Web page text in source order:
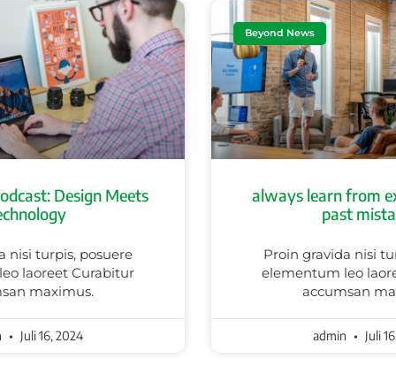
Design Meets
nisi turpis, posuere
laoreet Curabitur
maximus.
Juli 16, 2024
Beyond News
always learn from
past
Proin gravida nisi
elementum leo
accumsan
admin Juli